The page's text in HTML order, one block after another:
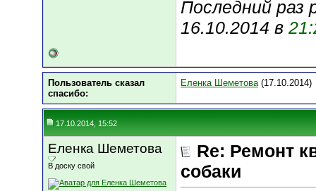
Последний раз
16.10.2014 в
Пользователь сказал
cпасибо:
Еленка Шеметова(17.10.2014)
17.10.2014, 15:52
Еленка Шеметова
В доску свой
Re: Ремонт
собаки